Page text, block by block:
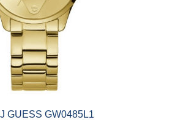
GUESS GW0485L1